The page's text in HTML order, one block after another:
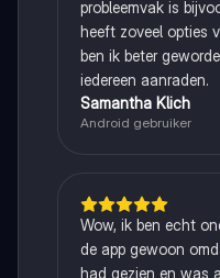
probleemvak is
heeft zoveel opties
ben ik beter
iedereen aanraden.
Samantha Klich
Android gebruiker
Wow, ik ben echt
de app gewoon
had gezien en was